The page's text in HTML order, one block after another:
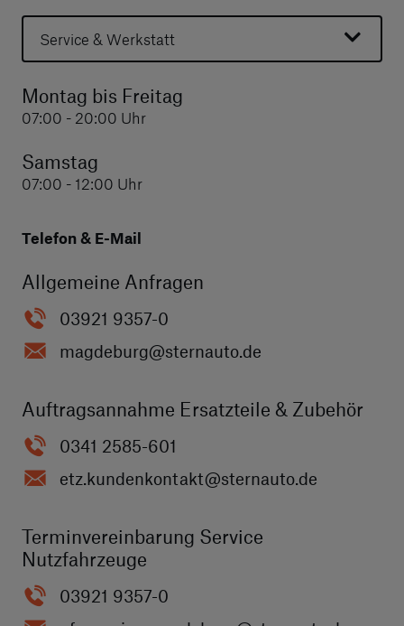
Service & Werkstatt
Montag bis Freitag
07:00 - 20:00 Uhr
Samstag
07:00 - 12:00 Uhr
Telefon & E-Mail
Allgemeine Anfragen
03921 9357-0
magdeburg@sternauto.de
Auftragsannahme Ersatzteile & Zubehör
0341 2585-601
etz.kundenkontakt@sternauto.de
Terminvereinbarung Service
Nutzfahrzeuge
03921 9357-0